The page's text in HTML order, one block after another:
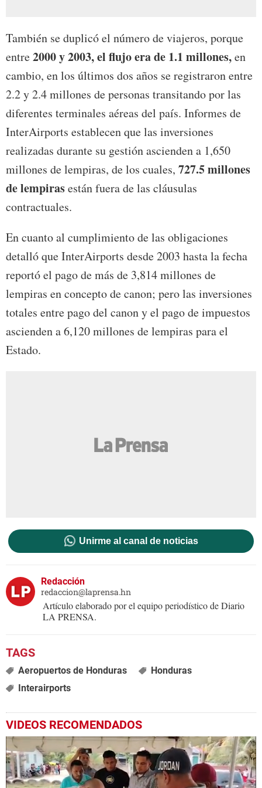
También se duplicó el número de viajeros, porque
entre2000 y 2003, el flujo era de 1.1 millones,en
cambio, en los últimos dos años se registraron entre
2.2 y 2.4 millones de personas transitando por las
diferentes terminales aéreas del país. Informes de
InterAirports establecen que las inversiones
realizadas durante su gestión ascienden a 1,650
millones de lempiras, de los cuales, 727.5 millones
de lempirasestán fuera de las cláusulas
contractuales.
En cuanto al cumplimiento de las obligaciones
detalló que InterAirports desde 2003 hasta la fecha
reportó el pago de más de 3,814 millones de
lempiras en concepto de canon; pero las inversiones
totales entre pago del canon y el pago de impuestos
ascienden a 6,120 millones de lempiras para el
Estado.
Unirme al canal de noticias
Redacción
redaccion@laprensa.hn
Artículo elaborado por el equipo periodístico de Diario
LA PRENSA.
Aeropuertos de Honduras
Honduras
Interairports
VIDEOS RECOMENDADOS